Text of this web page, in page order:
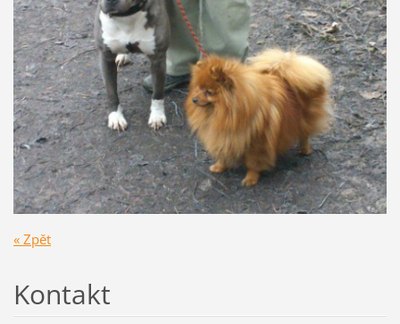
« Zpět
Kontakt